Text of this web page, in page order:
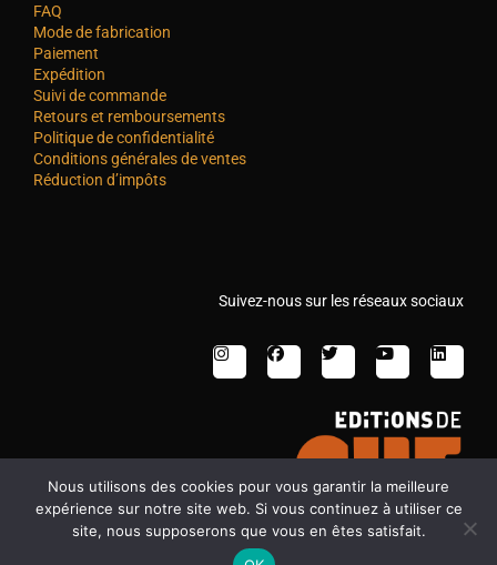
FAQ
Mode de fabrication
Paiement
Expédition
Suivi de commande
Retours et remboursements
Politique de confidentialité
Conditions générales de ventes
Réduction d’impôts
Suivez-nous sur les réseaux sociaux
Nous utilisons des cookies pour vous garantir la meilleure
expérience sur notre site web. Si vous continuez à utiliser ce
site, nous supposerons que vous en êtes satisfait.